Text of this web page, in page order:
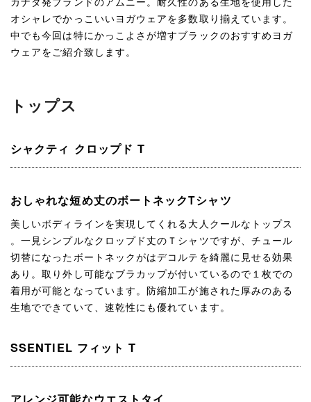
オシャレでかっこいいヨガウェアを多数取り揃えています。
中でも今回は特にかっこよさが増すブラックのおすすめヨガ
ウェアをご紹介致します。
トップス
シャクティ クロップド T
おしゃれな短め丈のボートネックTシャツ
美しいボディラインを実現してくれる大人クールなトップス
。一見シンプルなクロップド丈のＴシャツですが、チュール
切替になったボートネックがはデコルテを綺麗に見せる効果
あり。取り外し可能なブラカップが付いているので１枚での
着用が可能となっています。防縮加工が施された厚みのある
生地でできていて、速乾性にも優れています。
SSENTIEL フィット T